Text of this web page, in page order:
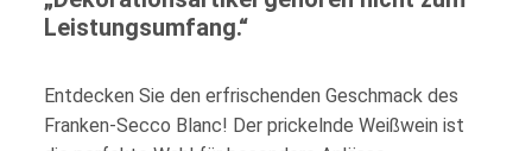
Leistungsumfang.“
Entdecken Sie den erfrischenden Geschmack des
Franken-Secco Blanc! Der prickelnde Weißwein ist